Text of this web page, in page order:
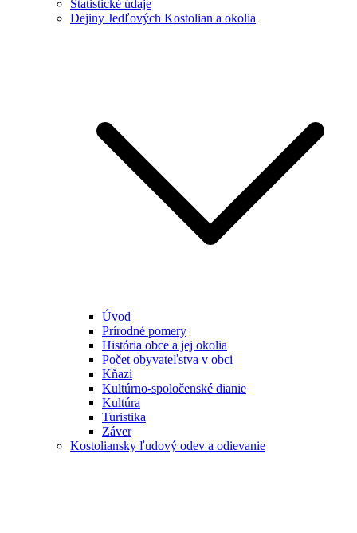
Štatistické údaje
Dejiny Jedľových Kostolian a okolia
Úvod
Prírodné pomery
História obce a jej okolia
Počet obyvateľstva v obci
Kňazi
Kultúrno-spoločenské dianie
Kultúra
Turistika
Záver
Kostoliansky ľudový odev a odievanie